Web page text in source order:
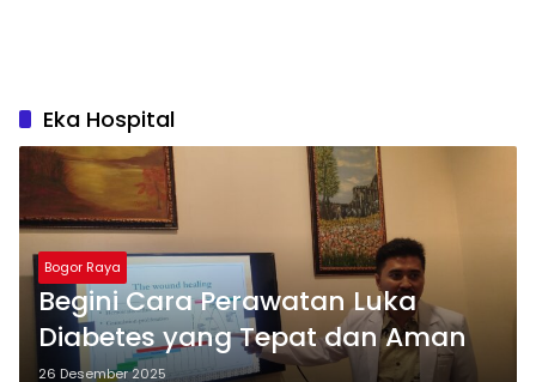
Eka Hospital
Bogor Raya
Begini Cara Perawatan Luka
Diabetes yang Tepat dan Aman
26 Desember 2025